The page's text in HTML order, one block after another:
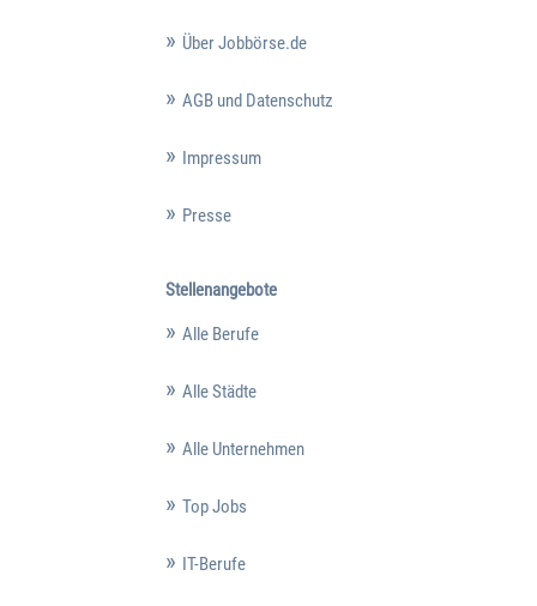
Über Jobbörse.de
AGB und Datenschutz
Impressum
Presse
Stellenangebote
Alle Berufe
Alle Städte
Alle Unternehmen
Top Jobs
IT-Berufe